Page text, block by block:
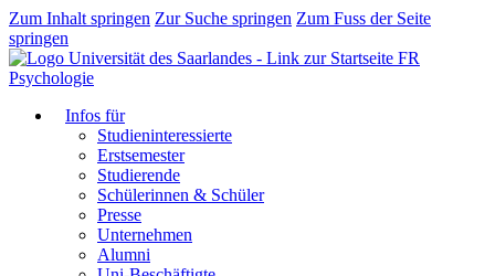
Zum Inhalt springen Zur Suche springen Zum Fuss der Seite
springen
FR
Psychologie
Infos für
Studieninteressierte
Erstsemester
Studierende
Schülerinnen & Schüler
Presse
Unternehmen
Alumni